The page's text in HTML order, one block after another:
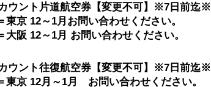
ウント片道航空券【変更不可】※7日前迄※
東京 12～1月お問い合わせください。
大阪 12～1月 お問い合わせください。
ウント往復航空券【変更不可】※7日前迄※
東京 12月～1月 お問い合わせください。